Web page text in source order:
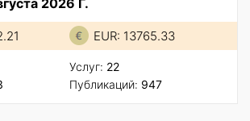
EUR: 13765.33
Услуг: 22
Публикаций: 947